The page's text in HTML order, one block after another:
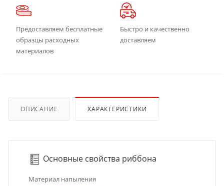
Предоставляем бесплатные
образцы расходных
материалов
Быстро и качественно
доставляем
ОПИСАНИЕ ХАРАКТЕРИСТИКИ
Основные свойства риббона
Материал напыления